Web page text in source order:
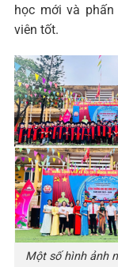
học mới và
viên tốt.
Một số hình ảnh